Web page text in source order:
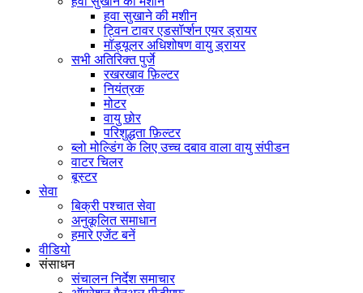
हवा सुखाने की मशीन
ट्विन टावर एडसॉर्प्शन एयर ड्रायर
मॉड्यूलर अधिशोषण वायु ड्रायर
सभी अतिरिक्त पुर्जे
रखरखाव फ़िल्टर
नियंत्रक
मोटर
वायु छोर
परिशुद्धता फ़िल्टर
ब्लो मोल्डिंग के लिए उच्च दबाव वाला वायु संपीडन
वाटर चिलर
बूस्टर
सेवा
बिक्री पश्चात सेवा
अनुकूलित समाधान
हमारे एजेंट बनें
वीडियो
संसाधन
संचालन निर्देश समाचार